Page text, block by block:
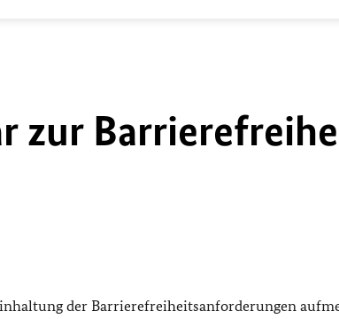
zur
der Barrierefreiheitsanforderungen